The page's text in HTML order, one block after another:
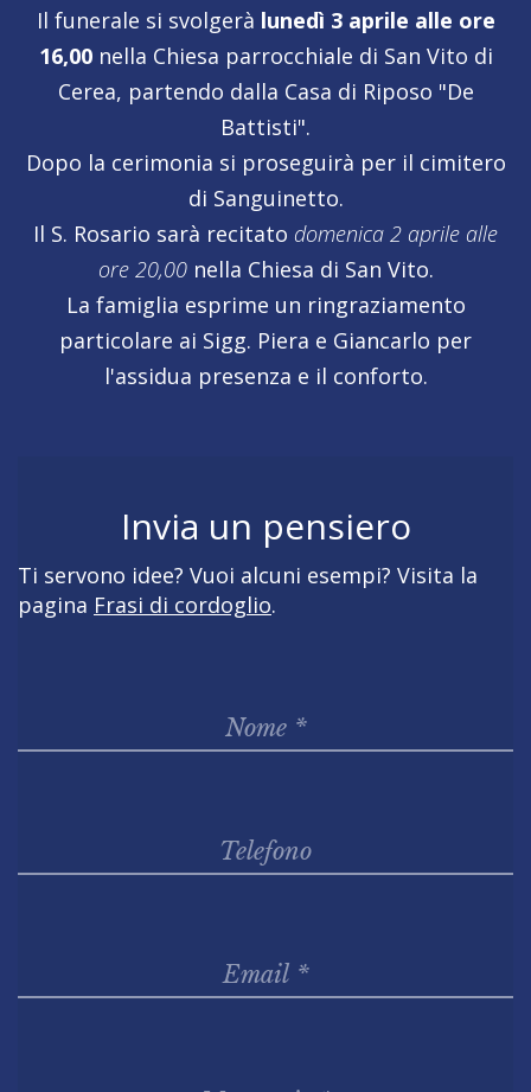
Il funerale si svolgerà lunedì 3 aprile alle ore
16,00 nella Chiesa parrocchiale di San Vito di
Cerea, partendo dalla Casa di Riposo "De
Battisti".
Dopo la cerimonia si proseguirà per il cimitero
di Sanguinetto.
Il S. Rosario sarà recitato domenica 2 aprile alle
ore 20,00 nella Chiesa di San Vito.
La famiglia esprime un ringraziamento
particolare ai Sigg. Piera e Giancarlo per
l'assidua presenza e il conforto.
Invia un pensiero
Ti servono idee? Vuoi alcuni esempi? Visita la
pagina Frasi di cordoglio.